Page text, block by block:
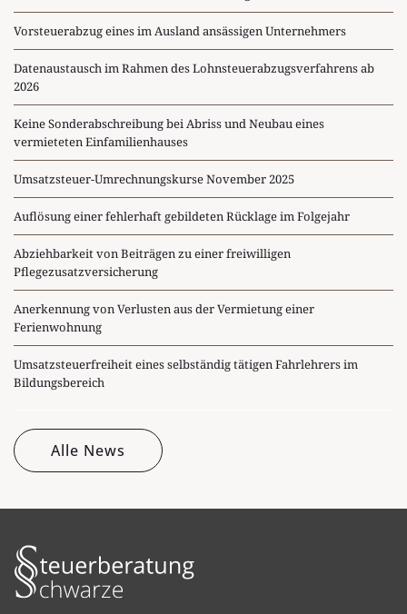
Vorsteuerabzug eines im Ausland ansässigen Unternehmers
Datenaustausch im Rahmen des Lohnsteuerabzugsverfahrens ab
2026
Keine Sonderabschreibung bei Abriss und Neubau eines
vermieteten Einfamilienhauses
Umsatzsteuer-Umrechnungskurse November 2025
Auflösung einer fehlerhaft gebildeten Rücklage im Folgejahr
Abziehbarkeit von Beiträgen zu einer freiwilligen
Pflegezusatzversicherung
Anerkennung von Verlusten aus der Vermietung einer
Ferienwohnung
Umsatzsteuerfreiheit eines selbständig tätigen Fahrlehrers im
Bildungsbereich
Alle News